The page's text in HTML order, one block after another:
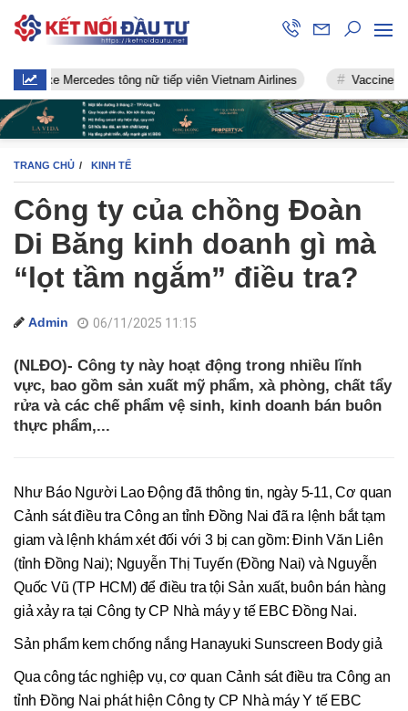
tông nữ tiếp viên Vietnam Airlines Vaccine chống
TRANG CHỦ KINH TẾ
Công ty của chồng Đoàn
Di Băng kinh doanh gì mà
“lọt tầm ngắm” điều tra?
Admin 06/11/2025 11:15
(NLĐO)- Công ty này hoạt động trong nhiều lĩnh
vực, bao gồm sản xuất mỹ phẩm, xà phòng, chất tẩy
rửa và các chế phẩm vệ sinh, kinh doanh bán buôn
thực phẩm,...
Như Báo Người Lao Động đã thông tin, ngày 5-11, Cơ quan
Cảnh sát điều tra Công an tỉnh Đồng Nai đã ra lệnh bắt tạm
giam và lệnh khám xét đối với 3 bị can gồm: Đinh Văn Liên
(tỉnh Đồng Nai); Nguyễn Thị Tuyến (Đồng Nai) và Nguyễn
Quốc Vũ (TP HCM) để điều tra tội Sản xuất, buôn bán hàng
giả xảy ra tại Công ty CP Nhà máy y tế EBC Đồng Nai.
Sản phẩm kem chống nắng Hanayuki Sunscreen Body giả
Qua công tác nghiệp vụ, cơ quan Cảnh sát điều tra Công an
tỉnh Đồng Nai phát hiện Công ty CP Nhà máy Y tế EBC